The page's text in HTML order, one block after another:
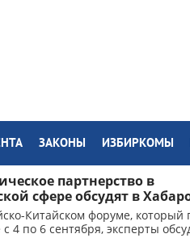
ЗАКОНЫ ИЗБИРКОМЫ
партнерство в
сфере обсудят в
Китайском форуме, который
с 4 по 6 сентября, эксперты